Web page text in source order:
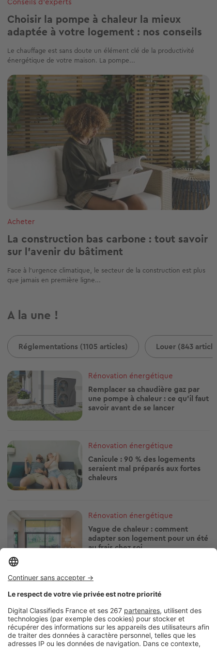
Choisir la pompe à chaleur la mieux
adaptée à votre logement : nos conseils
Le chauffage est sans doute un élément clé de la productivité
énergétique de votre maison. La pompe...
Image
Acheter
La construction bas carbone : tout savoir
sur l’avenir du bâtiment
Face à l’urgence climatique, le secteur de la construction est plus
que jamais en première ligne...
A la une !
Réglementations (1105 articles) Louer (843
Image
Rénovation énergétique
Remplacer sa chaudière gaz par
une pompe à chaleur : ce qu'il faut
savoir avant de se lancer
Image
Rénovation énergétique
Canicule : 90 % des logements
seraient mal préparés aux fortes
chaleurs
Image
Rénovation énergétique
Vague de chaleur : comment
adapter son logement pour un été
au frais chez soi
Image
Comment s'y prendre quand le
bien hérité est une passoire
thermique ?